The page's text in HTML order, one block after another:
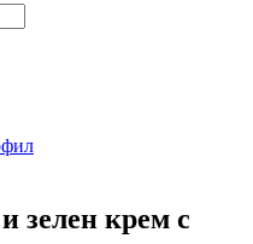
зелен крем с